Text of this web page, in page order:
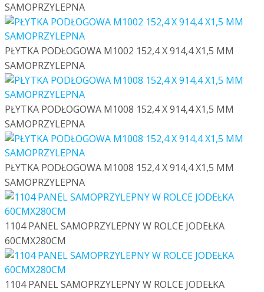
SAMOPRZYLEPNA
PŁYTKA PODŁOGOWA M1002 152,4 X 914,4 X1,5 MM
SAMOPRZYLEPNA
PŁYTKA PODŁOGOWA M1008 152,4 X 914,4 X1,5 MM
SAMOPRZYLEPNA
PŁYTKA PODŁOGOWA M1008 152,4 X 914,4 X1,5 MM
SAMOPRZYLEPNA
1104 PANEL SAMOPRZYLEPNY W ROLCE JODEŁKA
60CMX280CM
1104 PANEL SAMOPRZYLEPNY W ROLCE JODEŁKA